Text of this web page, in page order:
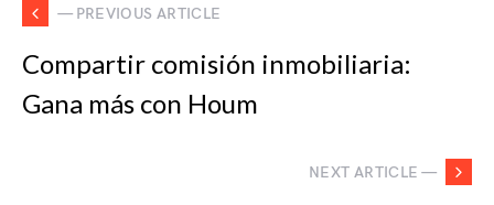
— PREVIOUS ARTICLE
Compartir comisión inmobiliaria:
Gana más con Houm
NEXT ARTICLE —